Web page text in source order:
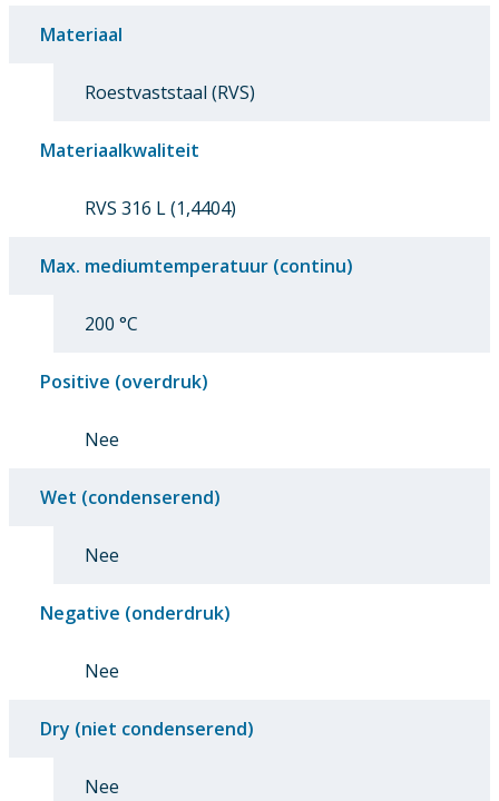
Materiaal
Roestvaststaal (RVS)
Materiaalkwaliteit
RVS 316 L (1,4404)
Max. mediumtemperatuur (continu)
200 °C
Positive (overdruk)
Nee
Wet (condenserend)
Nee
Negative (onderdruk)
Nee
Dry (niet condenserend)
Nee